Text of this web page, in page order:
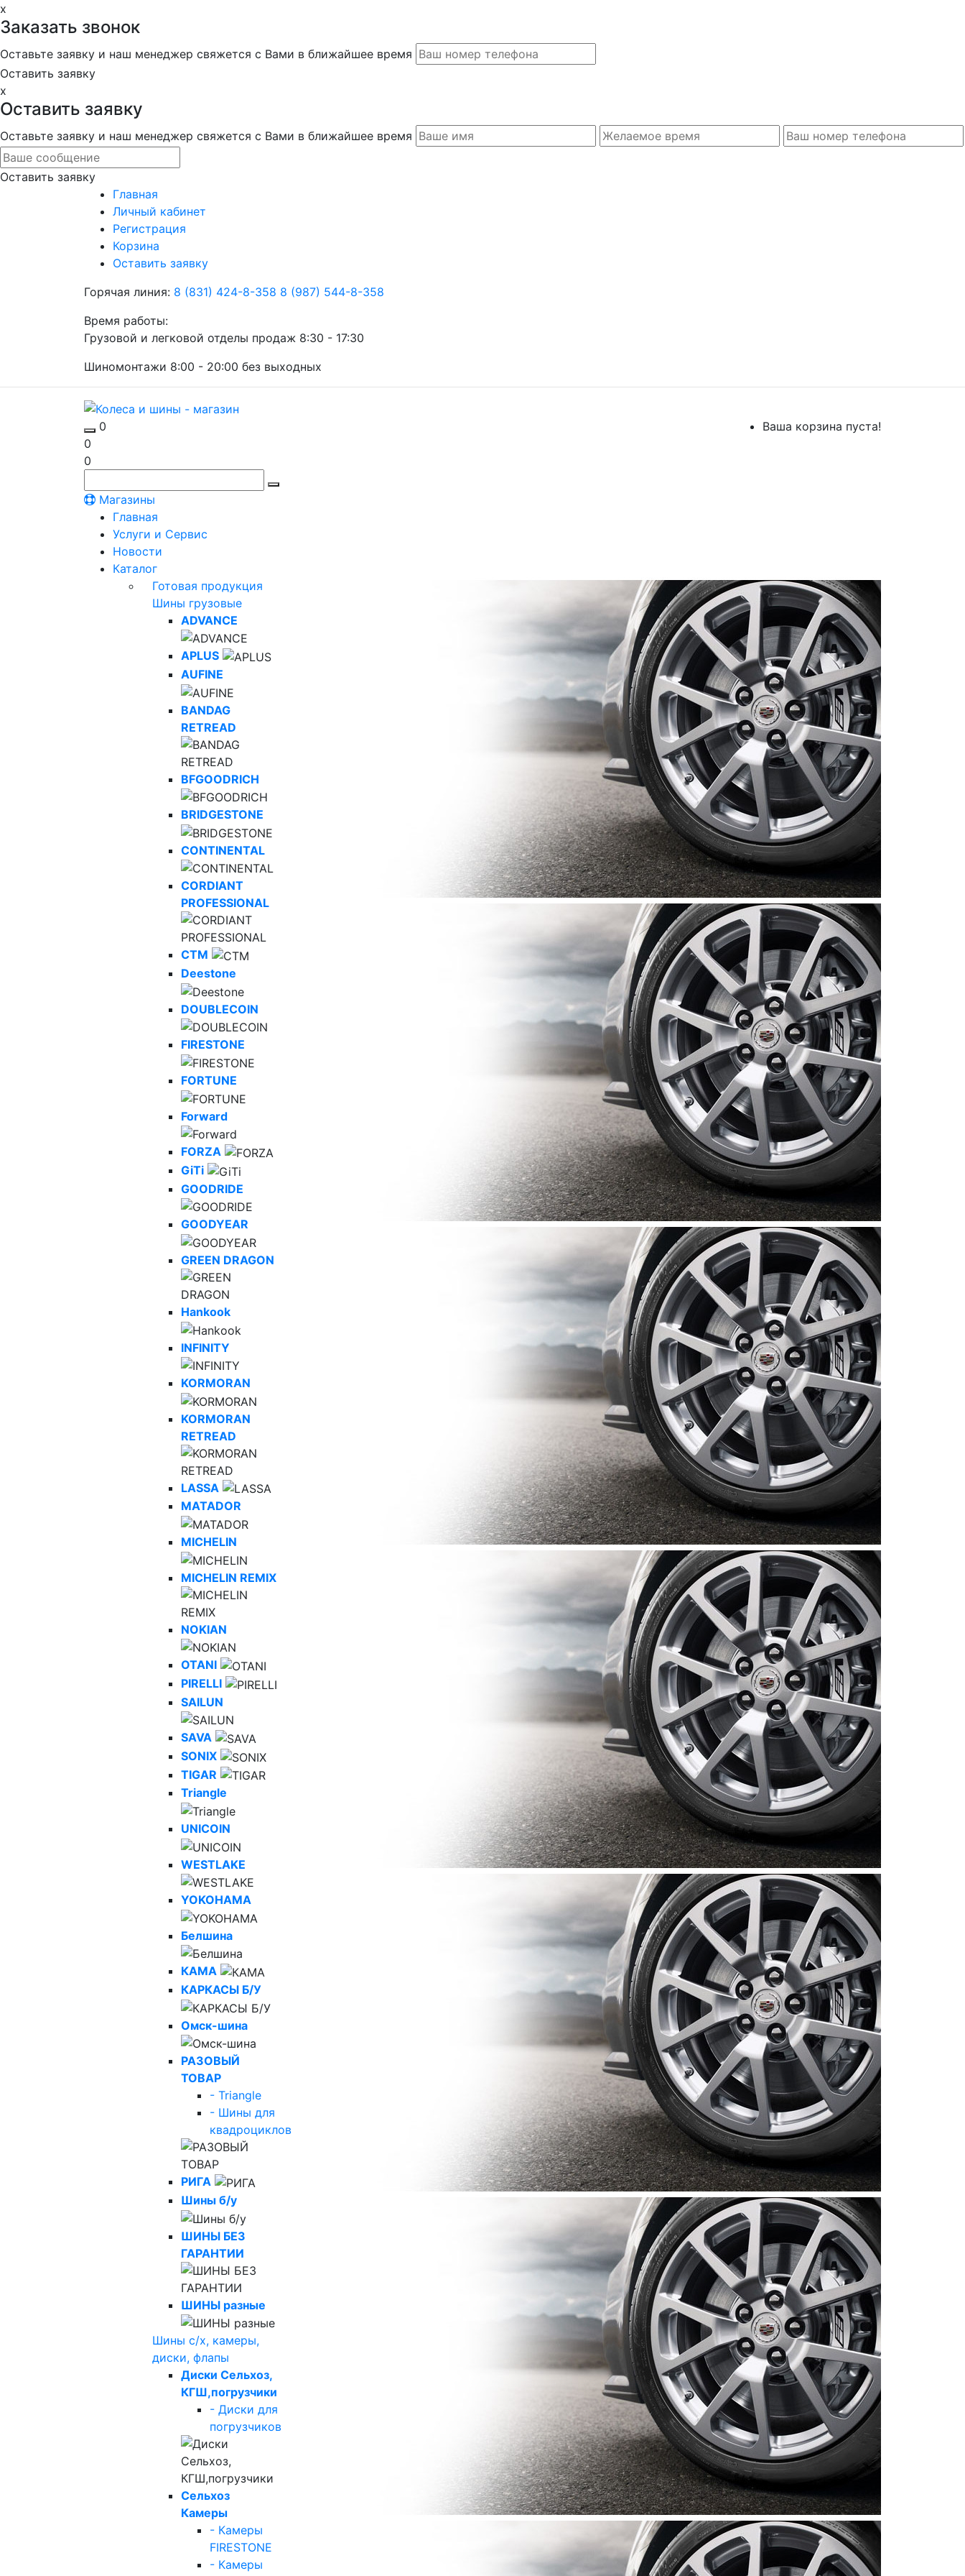
x
Заказать звонок
Оставьте заявку и наш менеджер свяжется с Вами в ближайшее время
Оставить заявку
x
Оставить заявку
Оставьте заявку и наш менеджер свяжется с Вами в ближайшее время
Оставить заявку
Главная
Личный кабинет
Регистрация
Корзина
Оставить заявку
Горячая линия: 8 (831) 424-8-358 8 (987) 544-8-358
Время работы:
Грузовой и легковой отделы продаж 8:30 - 17:30
Шиномонтажи 8:00 - 20:00 без выходных
0
Ваша корзина пуста!
0
0
Магазины
Главная
Услуги и Сервис
Новости
Каталог
Готовая продукция
Шины грузовые
ADVANCE
APLUS
AUFINE
BANDAG
RETREAD
BFGOODRICH
BRIDGESTONE
CONTINENTAL
CORDIANT
PROFESSIONAL
CTM
Deestone
DOUBLECOIN
FIRESTONE
FORTUNE
Forward
FORZA
GiTi
GOODRIDE
GOODYEAR
GREEN DRAGON
Hankook
INFINITY
KORMORAN
KORMORAN
RETREAD
LASSA
MATADOR
MICHELIN
MICHELIN REMIX
NOKIAN
OTANI
PIRELLI
SAILUN
SAVA
SONIX
TIGAR
Triangle
UNICOIN
WESTLAKE
YOKOHAMA
Белшина
КАМА
КАРКАСЫ Б/У
Омск-шина
РАЗОВЫЙ
ТОВАР
- Triangle
- Шины для
квадроциклов
РИГА
Шины б/у
ШИНЫ БЕЗ
ГАРАНТИИ
ШИНЫ разные
Шины с/х, камеры,
диски, флапы
Диски Сельхоз,
КГШ,погрузчики
- Диски для
погрузчиков
Сельхоз
Камеры
- Камеры
FIRESTONE
- Камеры